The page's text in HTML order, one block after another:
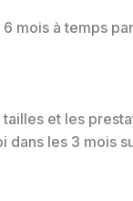
mois à temps
tailles et les
les 3 mois